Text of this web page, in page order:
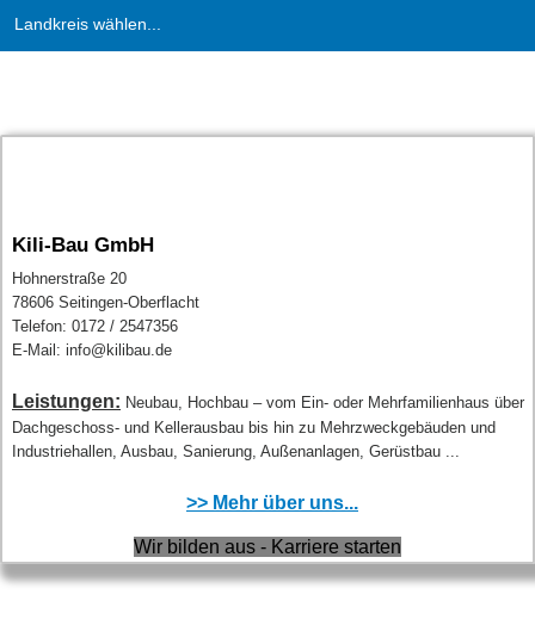
Landkreis wählen...
Kili-Bau GmbH
Hohnerstraße 20
78606 Seitingen-Oberflacht
Telefon: 0172 / 2547356
E-Mail: info@kilibau.de
Leistungen: Neubau, Hochbau – vom Ein- oder Mehrfamilienhaus über
Dachgeschoss- und Kellerausbau bis hin zu Mehrzweckgebäuden und
Industriehallen, Ausbau, Sanierung, Außenanlagen, Gerüstbau ...
>> Mehr über uns...
Wir bilden aus - Karriere starten